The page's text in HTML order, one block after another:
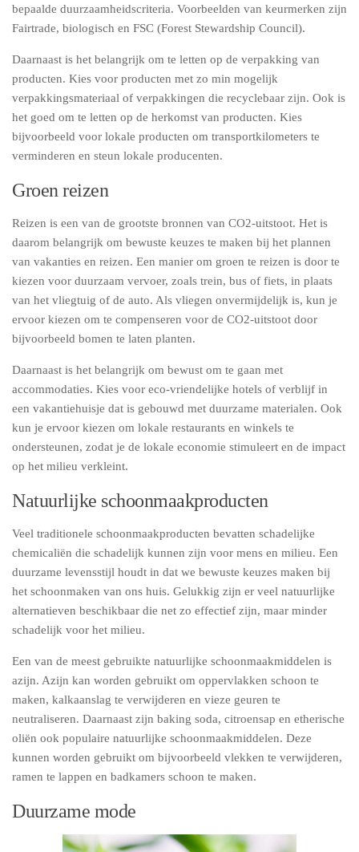
bepaalde duurzaamheidscriteria. Voorbeelden van keurmerken zijn
Fairtrade, biologisch en FSC (Forest Stewardship Council).
Daarnaast is het belangrijk om te letten op de verpakking van
producten. Kies voor producten met zo min mogelijk
verpakkingsmateriaal of verpakkingen die recyclebaar zijn. Ook is
het goed om te letten op de herkomst van producten. Kies
bijvoorbeeld voor lokale producten om transportkilometers te
verminderen en steun lokale producenten.
Groen reizen
Reizen is een van de grootste bronnen van CO2-uitstoot. Het is
daarom belangrijk om bewuste keuzes te maken bij het plannen
van vakanties en reizen. Een manier om groen te reizen is door te
kiezen voor duurzaam vervoer, zoals trein, bus of fiets, in plaats
van het vliegtuig of de auto. Als vliegen onvermijdelijk is, kun je
ervoor kiezen om te compenseren voor de CO2-uitstoot door
bijvoorbeeld bomen te laten planten.
Daarnaast is het belangrijk om bewust om te gaan met
accommodaties. Kies voor eco-vriendelijke hotels of verblijf in
een vakantiehuisje dat is gebouwd met duurzame materialen. Ook
kun je ervoor kiezen om lokale restaurants en winkels te
ondersteunen, zodat je de lokale economie stimuleert en de impact
op het milieu verkleint.
Natuurlijke schoonmaakproducten
Veel traditionele schoonmaakproducten bevatten schadelijke
chemicaliën die schadelijk kunnen zijn voor mens en milieu. Een
duurzame levensstijl houdt in dat we bewuste keuzes maken bij
het schoonmaken van ons huis. Gelukkig zijn er veel natuurlijke
alternatieven beschikbaar die net zo effectief zijn, maar minder
schadelijk voor het milieu.
Een van de meest gebruikte natuurlijke schoonmaakmiddelen is
azijn. Azijn kan worden gebruikt om oppervlakken schoon te
maken, kalkaanslag te verwijderen en vieze geuren te
neutraliseren. Daarnaast zijn baking soda, citroensap en etherische
oliën ook populaire natuurlijke schoonmaakmiddelen. Deze
kunnen worden gebruikt om bijvoorbeeld vlekken te verwijderen,
ramen te lappen en badkamers schoon te maken.
Duurzame mode